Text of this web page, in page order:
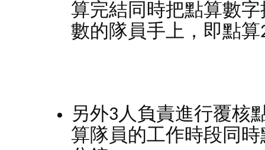
算完結同時把點算數
數的隊員手上，即點
另外3人負責進行覆核
算隊員的工作時段同